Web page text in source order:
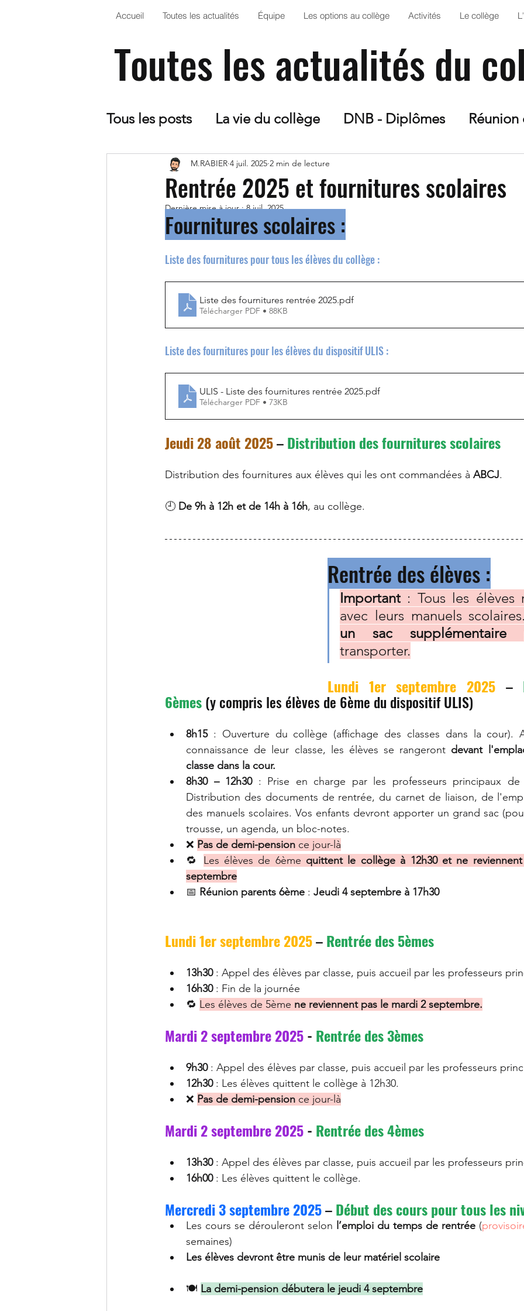
Accueil Toutes les actualités Équipe Les options au collège Activités Le collège
Toutes les actualités du
Tous les posts La vie du collège DNB - Diplômes
5ème - Option Art Solidarité
Le collège dans la Presse Sortie scolaire
Arts Plastiques EPS Club Jardin
Rentrée scolaire Chorale 3ème
Ville de Saint-Germain-sur-Morin 4ème
Projet ENVOL 5ème Ecologie
Rentrée 2025 et fournitures scolaires
M.RABIER 4 juil. 2025 2 min de lecture
Dernière mise à jour :8 juil. 2025
Fournitures scolaires :
Liste des fournitures pour tous les élèves du collège :
Liste des fournitures rentrée 2025.pdf
Télécharger PDF • 88KB
Liste des fournitures pour les élèves du dispositif ULIS :
ULIS - Liste des fournitures rentrée 2025.pdf
Télécharger PDF • 73KB
Jeudi 28 août 2025 – Distribution des fournitures scolaires
Distribution des fournitures aux élèves qui les ont commandées à ABCJ.
🕘 De 9h à 12h et de 14h à 16h, au collège.
Rentrée des élèves :
Important : Tous les élèves
avec leurs manuels scolaires.
un sac supplémentaire
transporter.
Lundi 1er septembre 2025 –
6èmes (y compris les élèves de 6ème du dispositif ULIS)
8h15 : Ouverture du collège (affichage des classes dans la cour).
connaissance de leur classe, les élèves se rangeront devant
classe dans la cour.
8h30 – 12h30 : Prise en charge par les professeurs principaux de
Distribution des documents de rentrée, du carnet de liaison, de
des manuels scolaires. Vos enfants devront apporter un grand sac
trousse, un agenda, un bloc-notes.
❌ Pas de demi-pension ce jour-là
🔁 Les élèves de 6ème quittent le collège à 12h30 et ne
septembre
📅 Réunion parents 6ème : Jeudi 4 septembre à 17h30
Lundi 1er septembre 2025 – Rentrée des 5èmes
13h30 : Appel des élèves par classe, puis accueil par les professeurs
16h30 : Fin de la journée
🔁 Les élèves de 5ème ne reviennent pas le mardi 2 septembre.
Mardi 2 septembre 2025 - Rentrée des 3èmes
9h30 : Appel des élèves par classe, puis accueil par les professeurs
12h30 : Les élèves quittent le collège à 12h30.
❌ Pas de demi-pension ce jour-là
Mardi 2 septembre 2025 - Rentrée des 4èmes
13h30 : Appel des élèves par classe, puis accueil par les professeurs
16h00 : Les élèves quittent le collège.
Mercredi 3 septembre 2025 – Début des cours pour tous les
Les cours se dérouleront selon l’emploi du temps de rentrée (
semaines)
Les élèves devront être munis de leur matériel scolaire
🍽️ La demi-pension débutera le jeudi 4 septembre